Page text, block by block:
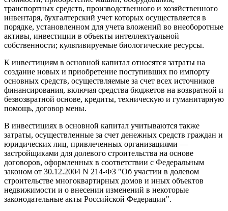
транспортных средств, производственного и хозяйственного
инвентаря, бухгалтерский учет которых осуществляется в
порядке, установленном для учета вложений во внеоборотные
активы, инвестиции в объекты интеллектуальной
собственности; культивируемые биологические ресурсы.
К инвестициям в основной капитал относятся затраты на
создание новых и приобретение поступивших по импорту
основных средств, осуществляемые за счет всех источников
финансирования, включая средства бюджетов на возвратной и
безвозвратной основе, кредиты, техническую и гуманитарную
помощь, договор мены.
В инвестициях в основной капитал учитываются также
затраты, осуществленные за счет денежных средств граждан и
юридических лиц, привлеченных организациями —
застройщиками для долевого строительства на основе
договоров, оформленных в соответствии с Федеральным
законом от 30.12.2004 N 214-ФЗ "Об участии в долевом
строительстве многоквартирных домов и иных объектов
недвижимости и о внесении изменений в некоторые
законодательные акты Российской Федерации".